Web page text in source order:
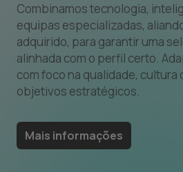
Combinamos tecnologia,
equipas especializadas,
adquirido, para garantir uma
alinhada com o perfil certo.
com foco na qualidade, cultura
objetivos estratégicos.
Mais informações